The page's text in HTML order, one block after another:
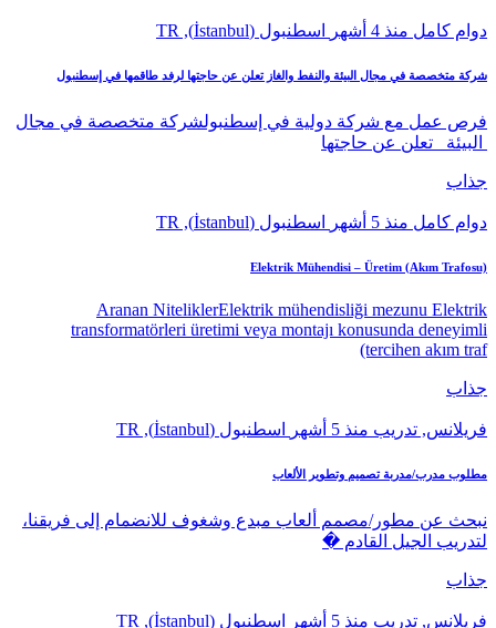
دوام كامل منذ 4 أشهر اسطنبول (İstanbul), TR
شركة متخصصة في مجال البيئة والنفط والغاز تعلن عن حاجتها لرفد طاقمها في إسطنبول
فرص عمل مع شركة دولية في إسطنبولشركة متخصصة في مجال
البيئة تعلن عن حاجتها
جذاب
دوام كامل منذ 5 أشهر اسطنبول (İstanbul), TR
Elektrik Mühendisi – Üretim (Akım Trafosu)
Aranan NiteliklerElektrik mühendisliği mezunu Elektrik
transformatörleri üretimi veya montajı konusunda deneyimli
(tercihen akım traf
جذاب
فريلانس, تدريب منذ 5 أشهر اسطنبول (İstanbul), TR
مطلوب مدرب/مدربة تصميم وتطوير الألعاب
نبحث عن مطور/مصمم ألعاب مبدع وشغوف للانضمام إلى فريقنا،
لتدريب الجيل القادم �
جذاب
فريلانس, تدريب منذ 5 أشهر اسطنبول (İstanbul), TR